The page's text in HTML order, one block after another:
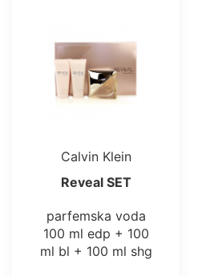
Calvin Klein
Reveal SET
parfemska voda
100 ml edp + 100
ml bl + 100 ml shg